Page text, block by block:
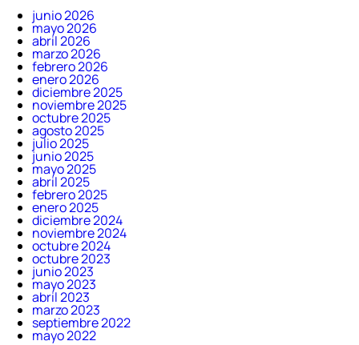
junio 2026
mayo 2026
abril 2026
marzo 2026
febrero 2026
enero 2026
diciembre 2025
noviembre 2025
octubre 2025
agosto 2025
julio 2025
junio 2025
mayo 2025
abril 2025
febrero 2025
enero 2025
diciembre 2024
noviembre 2024
octubre 2024
octubre 2023
junio 2023
mayo 2023
abril 2023
marzo 2023
septiembre 2022
mayo 2022